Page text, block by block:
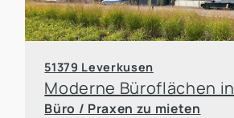
51379 Leverkusen
Büro / Praxen zu mieten